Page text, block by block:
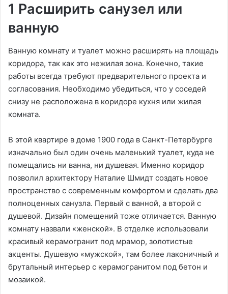
1 Расширить санузел или
ванную
Ванную комнату и туалет можно расширять на площадь
коридора, так как это нежилая зона. Конечно, такие
работы всегда требуют предварительного проекта и
согласования. Необходимо убедиться, что у соседей
снизу не расположена в коридоре кухня или жилая
комната.
В этой квартире в доме 1900 года в Санкт-Петербурге
изначально был один очень маленький туалет, куда не
помещались ни ванна, ни душевая. Именно коридор
позволил архитектору Наталие Шмидт создать новое
пространство с современным комфортом и сделать два
полноценных санузла. Первый с ванной, а второй с
душевой. Дизайн помещений тоже отличается. Ванную
комнату назвали «женской». В отделке использовали
красивый керамогранит под мрамор, золотистые
акценты. Душевую «мужской», там более лаконичный и
брутальный интерьер с керамогранитом под бетон и
мозаикой.